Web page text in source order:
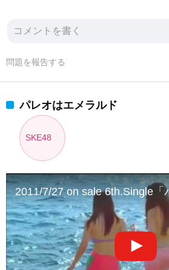
問題を報告する
パレオはエメラルド
SKE48
2011/7/27 on sale 6th.Single